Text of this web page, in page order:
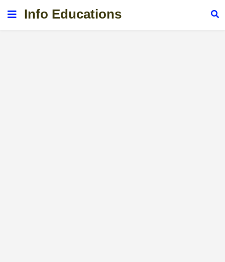
Info Educations